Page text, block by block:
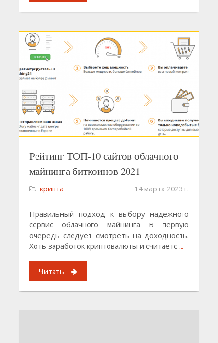
Рейтинг ТОП-10 сайтов облачного
майнинга биткоинов 2021
крипта 14 марта 2023 г.
Правильный подход к выбору надежного
сервис облачного майнинга В первую
очередь следует смотреть на доходность.
Хоть заработок криптовалюты и считаетс ...
Читать